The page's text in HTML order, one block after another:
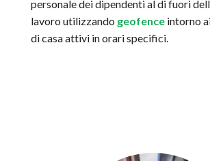
personale dei dipendenti al di fuori
lavoro utilizzando geofence intorno
di casa attivi in orari specifici.